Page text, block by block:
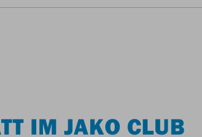
IM JAKO CLUB